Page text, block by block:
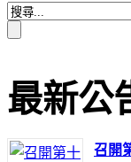
最新公
召開